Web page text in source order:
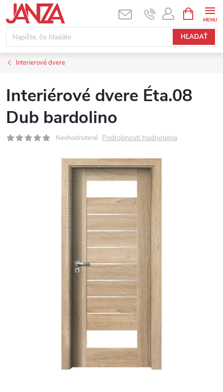
Prejsť na obsah
HĽADAŤ
Interierové dvere
Interiérové dvere Éta.08
Dub bardolino
Neohodnotené Podrobnosti hodnotenia